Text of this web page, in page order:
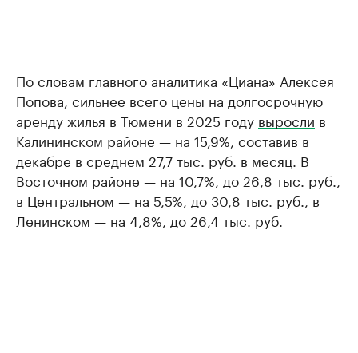
По словам главного аналитика «Циана» Алексея
Попова, сильнее всего цены на долгосрочную
аренду жилья в Тюмени в 2025 году выросли в
Калининском районе — на 15,9%, составив в
декабре в среднем 27,7 тыс. руб. в месяц. В
Восточном районе — на 10,7%, до 26,8 тыс. руб.,
в Центральном — на 5,5%, до 30,8 тыс. руб., в
Ленинском — на 4,8%, до 26,4 тыс. руб.